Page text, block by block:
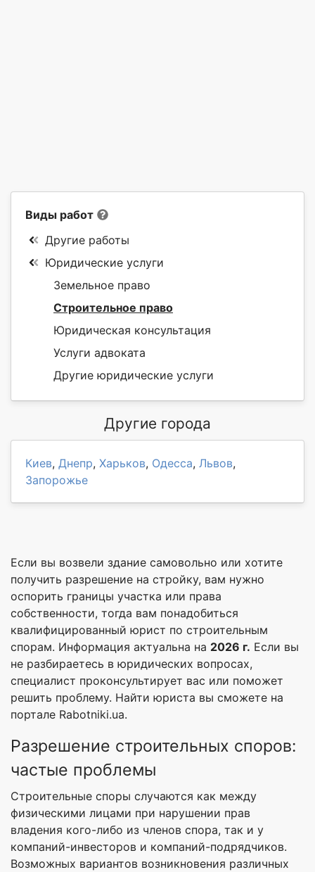
Виды работ
Другие работы
Юридические услуги
Земельное право
Строительное право
Юридическая консультация
Услуги адвоката
Другие юридические услуги
Другие города
Киев, Днепр, Харьков, Одесса, Львов,
Запорожье
Если вы возвели здание самовольно или хотите
получить разрешение на стройку, вам нужно
оспорить границы участка или права
собственности, тогда вам понадобиться
квалифицированный юрист по строительным
спорам. Информация актуальна на 2026 г. Если вы
не разбираетесь в юридических вопросах,
специалист проконсультирует вас или поможет
решить проблему. Найти юриста вы сможете на
портале Rabotniki.ua.
Разрешение строительных споров:
частые проблемы
Строительные споры случаются как между
физическими лицами при нарушении прав
владения кого-либо из членов спора, так и у
компаний-инвесторов и компаний-подрядчиков.
Возможных вариантов возникновения различных